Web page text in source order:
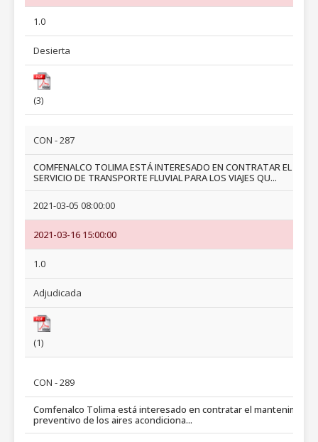
1.0
Desierta
(3)
CON - 287
COMFENALCO TOLIMA ESTÁ INTERESADO EN CONTRATAR EL
SERVICIO DE TRANSPORTE FLUVIAL PARA LOS VIAJES QU...
2021-03-05 08:00:00
2021-03-16 15:00:00
1.0
Adjudicada
(1)
CON - 289
Comfenalco Tolima está interesado en contratar el
preventivo de los aires acondiciona...